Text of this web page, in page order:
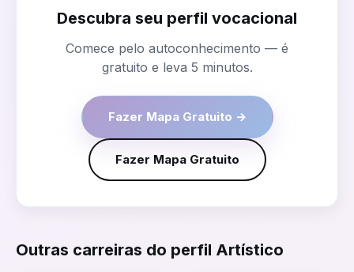
Descubra seu perfil vocacional
Comece pelo autoconhecimento — é
gratuito e leva 5 minutos.
Fazer Mapa Gratuito →
Fazer Mapa Gratuito
Outras carreiras do perfil Artístico